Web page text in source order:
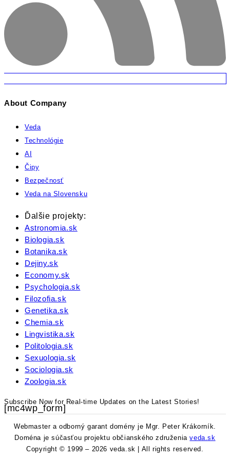
About Company
Veda
Technológie
AI
Čipy
Bezpečnosť
Veda na Slovensku
Ďalšie projekty:
Astronomia.sk
Biologia.sk
Botanika.sk
Dejiny.sk
Economy.sk
Psychologia.sk
Filozofia.sk
Genetika.sk
Chemia.sk
Lingvistika.sk
Politologia.sk
Sexuologia.sk
Sociologia.sk
Zoologia.sk
Subscribe Now for Real-time Updates on the Latest Stories!
[mc4wp_form]
Webmaster a odborný garant domény je Mgr. Peter Krákorník.
Doména je súčasťou projektu občianského združeniaveda.sk
Copyright © 1999 – 2026 veda.sk | All rights reserved.